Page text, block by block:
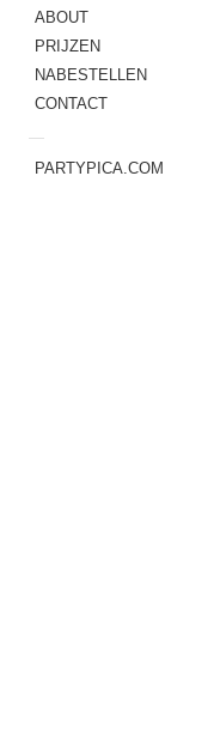
ABOUT
PRIJZEN
NABESTELLEN
CONTACT
—
PARTYPICA.COM